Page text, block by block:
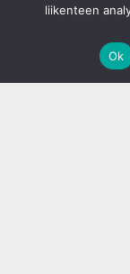
liikenteen
Ok